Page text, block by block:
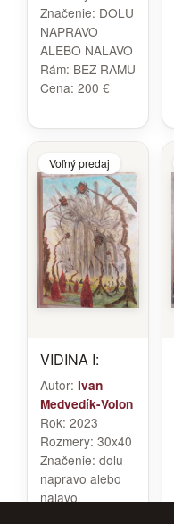
Značenie: DOLU
NAPRAVO
ALEBO NALAVO
Rám: BEZ RAMU
Cena: 200 €
Voľný predaj
VIDINA I:
Autor: Ivan
Medvedík-Volon
Rok: 2023
Rozmery: 30x40
Značenie: dolu
napravo alebo
nalavo